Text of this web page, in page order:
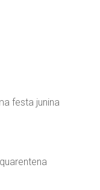
festa junina